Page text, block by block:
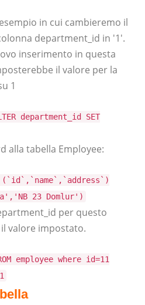
in cui cambieremo il
department_id in '1'.
inserimento in questa
il valore per la
1
department_id SET
alla tabella Employee:
(`id`,`name`,`address`)
23 Domlur')
per questo
valore impostato.
employee where id=11